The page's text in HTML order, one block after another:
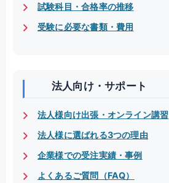
試験科目・合格率の推移
受験に必要な書類・費用
法人向け・サポート
法人様向け出張・オンライン講習
法人様に選ばれる3つの理由
企業様での受注実績・事例
よくあるご質問（FAQ）